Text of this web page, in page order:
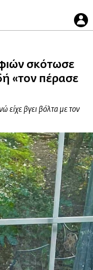
σκότωσε
«τον πέρασε
είχε βγει βόλτα με τον